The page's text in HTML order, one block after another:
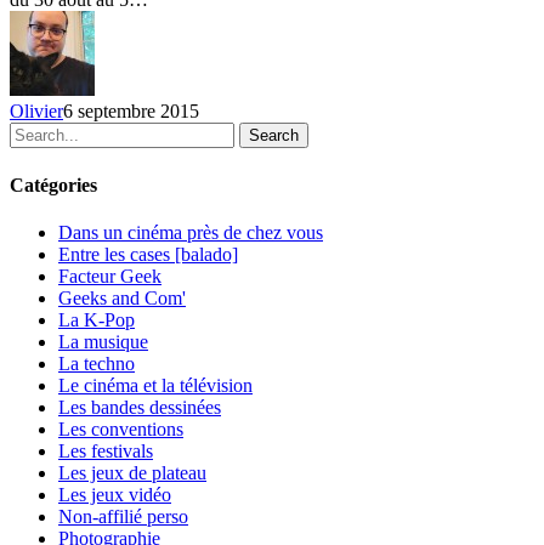
semaine
du
30
août
au
5
septembre
Olivier6 septembre 2015
Search
Catégories
Dans un cinéma près de chez vous
Entre les cases [balado]
Facteur Geek
Geeks and Com'
La K-Pop
La musique
La techno
Le cinéma et la télévision
Les bandes dessinées
Les conventions
Les festivals
Les jeux de plateau
Les jeux vidéo
Non-affilié perso
Photographie